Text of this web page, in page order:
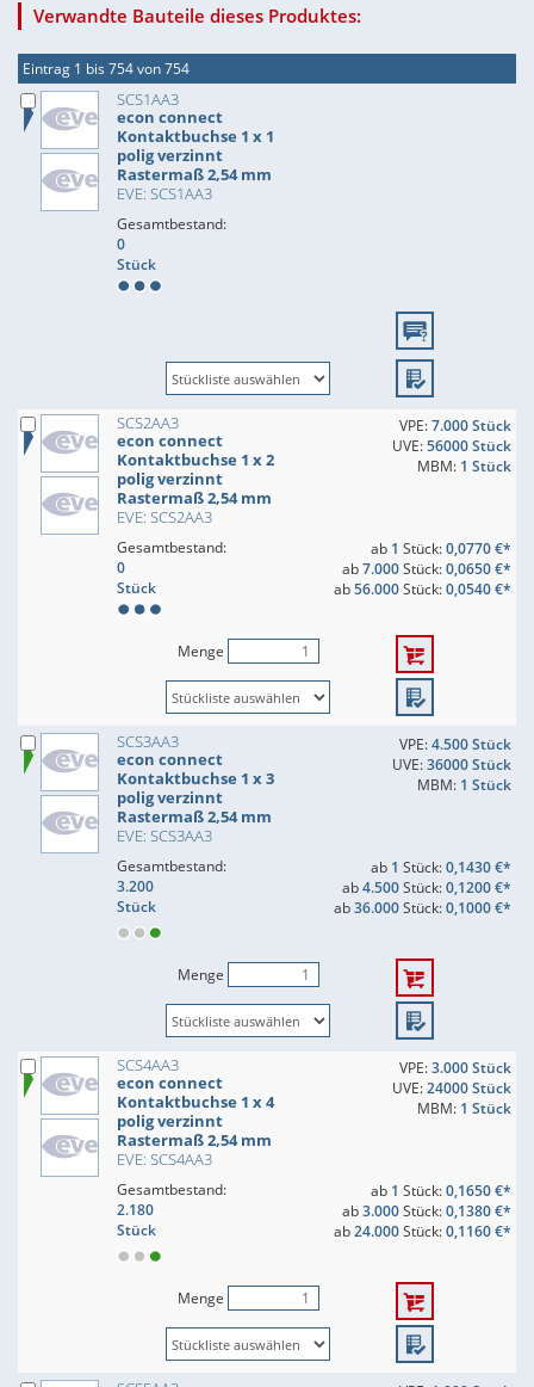
Verwandte Bauteile dieses Produktes:
Eintrag 1 bis 754 von 754
SCS1AA3
econ connect
Kontaktbuchse 1 x 1
polig verzinnt
Rastermaß 2,54 mm
EVE: SCS1AA3
Gesamtbestand:
0
Stück
SCS2AA3
econ connect
Kontaktbuchse 1 x 2
polig verzinnt
Rastermaß 2,54 mm
EVE: SCS2AA3
VPE:7.000 Stück
UVE:56000 Stück
MBM: 1 Stück
Gesamtbestand:
0
Stück
ab 1 Stück:0,0770 €*
ab7.000Stück:0,0650 €*
ab56.000Stück:0,0540 €*
Menge
SCS3AA3
econ connect
Kontaktbuchse 1 x 3
polig verzinnt
Rastermaß 2,54 mm
EVE: SCS3AA3
VPE:4.500 Stück
UVE:36000 Stück
MBM: 1 Stück
Gesamtbestand:
3.200
Stück
ab 1 Stück:0,1430 €*
ab4.500Stück:0,1200 €*
ab36.000Stück:0,1000 €*
Menge
SCS4AA3
econ connect
Kontaktbuchse 1 x 4
polig verzinnt
Rastermaß 2,54 mm
EVE: SCS4AA3
VPE:3.000 Stück
UVE:24000 Stück
MBM: 1 Stück
Gesamtbestand:
2.180
Stück
ab 1 Stück:0,1650 €*
ab3.000Stück:0,1380 €*
ab24.000Stück:0,1160 €*
Menge